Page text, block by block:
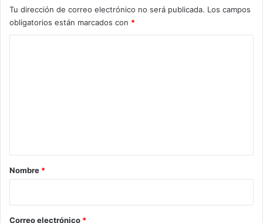
Tu dirección de correo electrónico no será publicada. Los campos
obligatorios están marcados con *
r
*
Nombre *
Correo electrónico *